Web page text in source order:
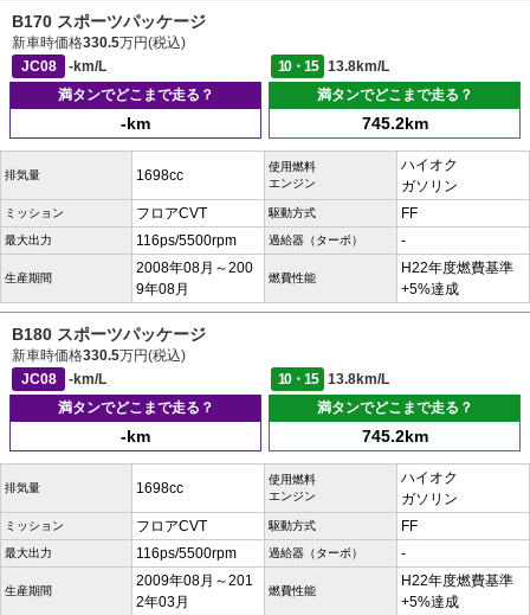
B170 スポーツパッケージ
新車時価格330.5万円(税込)
JC08
-km/L 10・15
13.8km/L
満タンでどこまで走る？
-km
満タンでどこまで走る？
745.2km
排気量 1698cc
使用燃料
エンジン
ハイオク
ガソリン
ミッション フロアCVT 駆動方式 FF
最大出力 116ps/5500rpm 過給器（ターボ） -
生産期間
2008年08月～200
9年08月
燃費性能
H22年度燃費基準
+5%達成
B180 スポーツパッケージ
新車時価格330.5万円(税込)
JC08
-km/L 10・15
13.8km/L
満タンでどこまで走る？
-km
満タンでどこまで走る？
745.2km
排気量 1698cc
使用燃料
エンジン
ハイオク
ガソリン
ミッション フロアCVT 駆動方式 FF
最大出力 116ps/5500rpm 過給器（ターボ） -
生産期間
2009年08月～201
2年03月
燃費性能
H22年度燃費基準
+5%達成